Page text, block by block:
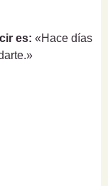
es: «Hace días